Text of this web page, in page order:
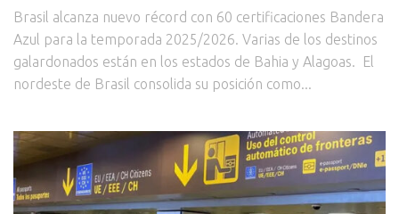
Brasil alcanza nuevo récord con 60 certificaciones Bandera
Azul para la temporada 2025/2026. Varias de los destinos
galardonados están en los estados de Bahia y Alagoas. El
nordeste de Brasil consolida su posición como...